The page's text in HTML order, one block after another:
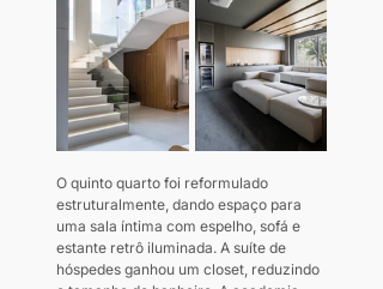
O quinto quarto foi reformulado
estruturalmente, dando espaço para
uma sala íntima com espelho, sofá e
estante retrô iluminada. A suíte de
hóspedes ganhou um closet, reduzindo